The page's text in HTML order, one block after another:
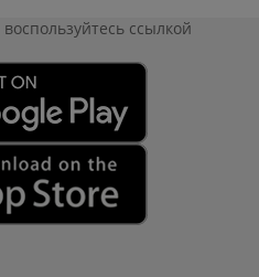
воспользуйтесь ссылкой